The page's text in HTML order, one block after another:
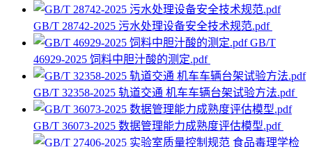
GB/T 28742-2025 污水处理设备安全技术规范.pdf
GB/T
46929-2025 饲料中胆汁酸的测定.pdf
GB/T 32358-2025 轨道交通 机车车辆台架试验方法.pdf
GB/T 36073-2025 数据管理能力成熟度评估模型.pdf